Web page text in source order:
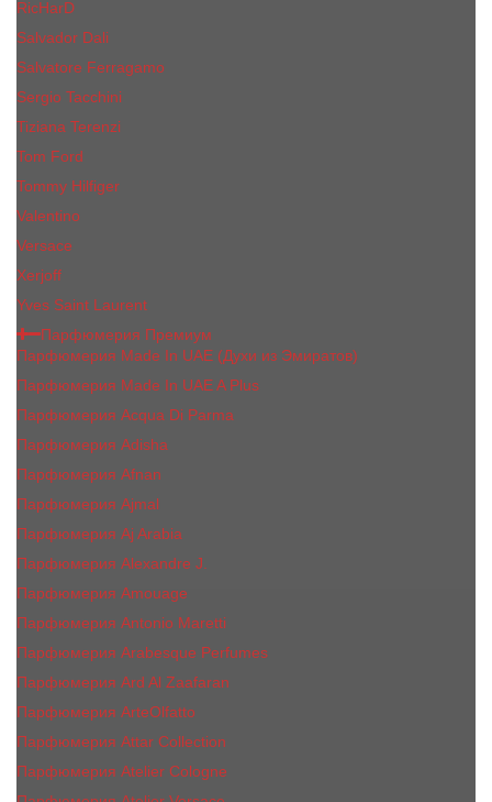
RicHarD
Salvador Dali
Salvatore Ferragamo
Sergio Tacchini
Tiziana Terenzi
Tom Ford
Tommy Hilfiger
Valentino
Versace
Xerjoff
Yves Saint Laurent
Парфюмерия Премиум
Парфюмерия Made In UAE (Духи из Эмиратов)
Парфюмерия Made In UAE A Plus
Парфюмерия Acqua Di Parma
Парфюмерия Adisha
Парфюмерия Afnan
Парфюмерия Ajmal
Парфюмерия Aj Arabia
Парфюмерия Alexandre J.
Парфюмерия Amouage
Парфюмерия Antonio Maretti
Парфюмерия Arabesque Perfumes
Парфюмерия Ard Al Zaafaran
Парфюмерия ArteOlfatto
Парфюмерия Attar Collection
Парфюмерия Atelier Cologne